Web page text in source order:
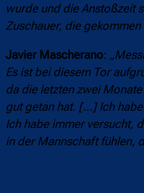
wurde und die Anstoßzeit
Zuschauer, die
Javier Mascherano:
Es ist bei diesem Tor
da die letzten zwei
gut getan hat. […] Ich
Ich habe immer versucht,
in der Mannschaft fühlen,